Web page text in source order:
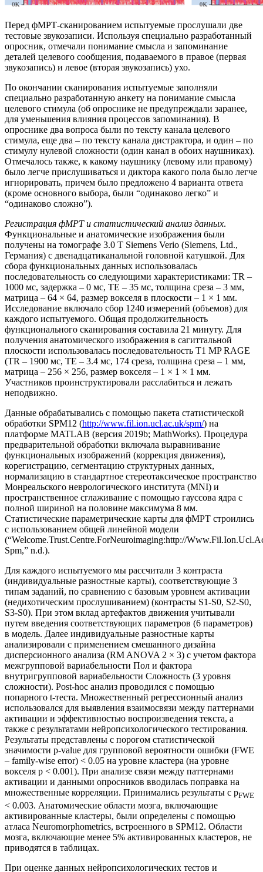
Перед фМРТ-сканированием испытуемые прослушали две
тестовые звукозаписи. Используя специально разработанный
опросник, отмечали понимание смысла и запоминание
деталей целевого сообщения, подаваемого в правое (первая
звукозапись) и левое (вторая звукозапись) ухо.
По окончании сканирования испытуемые заполняли
специально разработанную анкету на понимание смысла
целевого стимула (об опроснике не предупреждали заранее,
для уменьшения влияния процессов запоминания). В
опроснике два вопроса были по тексту канала целевого
стимула, еще два – по тексту канала дистрактора, и один – по
стимулу нулевой сложности (один канал в обоих наушниках).
Отмечалось также, к какому наушнику (левому или правому)
было легче прислушиваться и диктора какого пола было легче
игнорировать, причем было предложено 4 варианта ответа
(кроме основного выбора, были “одинаково легко” и
“одинаково сложно”).
Регистрация фМРТ и статистический анализ данных.
Функциональные и анатомические изображения были
получены на томографе 3.0 T Siemens Verio (Siemens, Ltd.,
Германия) с двенадцатиканальной головной катушкой. Для
сбора функциональных данных использовалась
последовательность со следующими характеристиками: TR –
1000 мс, задержка – 0 мс, TE – 35 мс, толщина среза – 3 мм,
матрица – 64 × 64, размер вокселя в плоскости – 1 × 1 мм.
Исследование включало сбор 1240 измерений (объемов) для
каждого испытуемого. Общая продолжительность
функционального сканирования составила 21 минуту. Для
получения анатомического изображения в сагиттальной
плоскости использовалась последовательность Т1 MP RAGE
(TR – 1900 мс, TE – 3.4 мс, 174 среза, толщина среза – 1 мм,
матрица – 256 × 256, размер вокселя – 1 × 1 × 1 мм.
Участников проинструктировали расслабиться и лежать
неподвижно.
Данные обрабатывались с помощью пакета статистической
обработки SPM12 (http://www.fil.ion.ucl.ac.uk/spm/) на
платформе MATLAB (версия 2019b; MathWorks). Процедура
предварительной обработки включала выравнивание
функциональных изображений (коррекция движения),
корегистрацию, сегментацию структурных данных,
нормализацию в стандартное стереотаксическое пространство
Монреальского неврологического института (MNI) и
пространственное сглаживание с помощью гауссова ядра с
полной шириной на половине максимума 8 мм.
Статистические параметрические карты для фМРТ строились
с использованием общей линейной модели
(“Welcome.Trust.Centre.ForNeuroimaging:http://
Spm,” n.d.).
Для каждого испытуемого мы рассчитали 3 контраста
(индивидуальные разностные карты), соответствующие 3
типам заданий, по сравнению с базовым уровнем активации
(недихотическим прослушиванием) (контрасты S1-S0, S2-S0,
S3-S0). При этом вклад артефактов движения учитывали
путем введения соответствующих параметров (6 параметров)
в модель. Далее индивидуальные разностные карты
анализировали с применением смешанного дизайна
дисперсионного анализа (RM ANOVA 2 × 3) с учетом фактора
межгрупповой вариабельности Пол и фактора
внутригрупповой вариабельности Сложность (3 уровня
сложности). Post-hoc анализ проводился с помощью
попарного t-теста. Множественный регрессионный анализ
использовался для выявления взаимосвязи между паттернами
активации и эффективностью воспроизведения текста, а
также с результатами нейропсихологического тестирования.
Результаты представлены с порогом статистической
значимости p-value для групповой вероятности ошибки (FWE
– family-wise error) < 0.05 на уровне кластера (на уровне
вокселя p < 0.001). При анализе связи между паттернами
активации и данными опросников вводилась поправка на
множественные корреляции. Принимались результаты с pFWE
< 0.003. Анатомические области мозга, включающие
активированные кластеры, были определены с помощью
атласа Neuromorphometrics, встроенного в SPM12. Области
мозга, включающие менее 5% активированных кластеров, не
приводятся в таблицах.
При оценке данных нейропсихологических тестов и